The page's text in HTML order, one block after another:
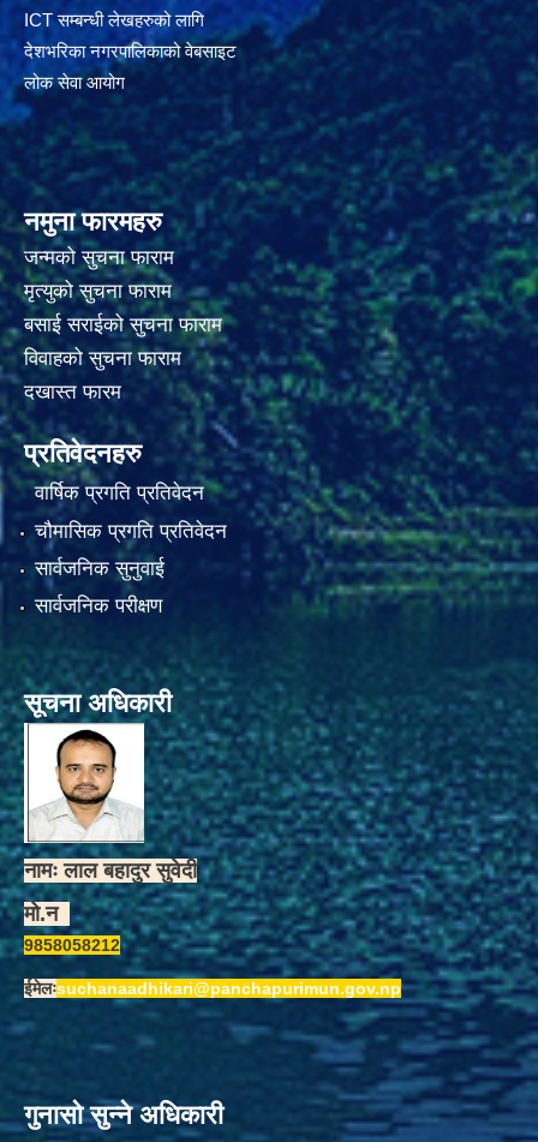
ICT सम्बन्धी लेखहरुको लागि
देशभरिका नगरपालिकाको वेबसाइट
लोक सेवा आयोग
नमुना फारमहरु
जन्मको सुचना फाराम
मृत्युको सुचना फाराम
बसाई सराईको सुचना फाराम
विवाहको सुचना फाराम
दखास्त फारम
प्रतिवेदनहरु
वार्षिक प्रगति प्रतिवेदन
चौमासिक प्रगति प्रतिवेदन
सार्वजनिक सुनुवाई
सार्वजनिक परीक्षण
सूचना अधिकारी
नामः लाल बहादुर सुवेदी
मो.न
9858058212
ईमेलःsuchanaadhikari@panchapurimun.gov.np
गुनासो सुन्ने अधिकारी